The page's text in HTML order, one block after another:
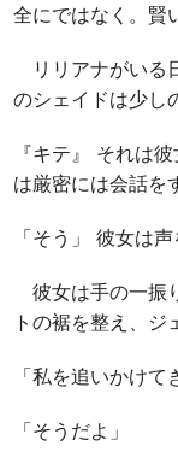
全にではなく。賢
リリアナがいる
のシェイドは少し
『キテ』 それは
は厳密には会話を
「そう」 彼女は
彼女は手の一振
トの裾を整え、ジ
「私を追いかけて
「そうだよ」